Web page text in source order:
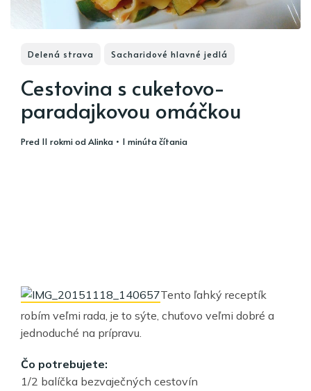
Delená strava Sacharidové hlavné jedlá
Cestovina s cuketovo-
paradajkovou omáčkou
pred 11 rokmiodAlinka • 1 minúta čítania
Tento ľahký receptík
robím veľmi rada, je to sýte, chuťovo veľmi dobré a
jednoduché na prípravu.
Čo potrebujete:
1/2 balíčka bezvaječných cestovín